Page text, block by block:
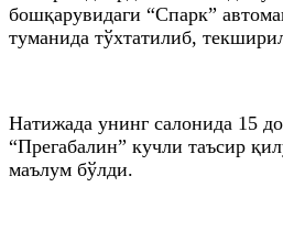
бошқарувидаги “Спарк”
туманида тўхтатилиб,
Натижада унинг салонида 15
“Прегабалин” кучли таъсир
маълум бўлди.